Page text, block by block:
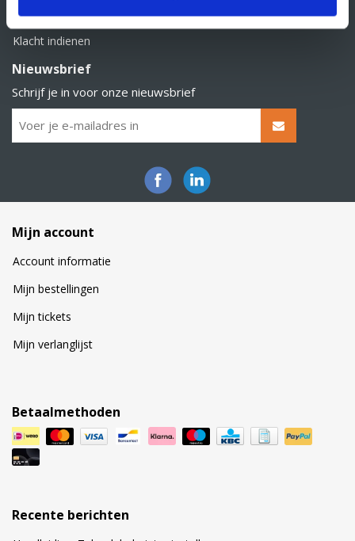
Privacy statement
Klacht indienen
Nieuwsbrief
Schrijf je in voor onze nieuwsbrief
Mijn account
Account informatie
Mijn bestellingen
Mijn tickets
Mijn verlanglijst
Betaalmethoden
Recente berichten